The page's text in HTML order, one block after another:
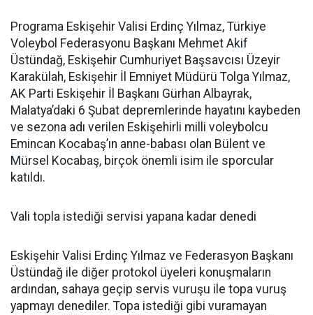
Programa Eskişehir Valisi Erdinç Yılmaz, Türkiye
Voleybol Federasyonu Başkanı Mehmet Akif
Üstündağ, Eskişehir Cumhuriyet Başsavcısı Üzeyir
Karakülah, Eskişehir İl Emniyet Müdürü Tolga Yılmaz,
AK Parti Eskişehir İl Başkanı Gürhan Albayrak,
Malatya’daki 6 Şubat depremlerinde hayatını kaybeden
ve sezona adı verilen Eskişehirli milli voleybolcu
Emincan Kocabaş’ın anne-babası olan Bülent ve
Mürsel Kocabaş, birçok önemli isim ile sporcular
katıldı.
Vali topla istediği servisi yapana kadar denedi
Eskişehir Valisi Erdinç Yılmaz ve Federasyon Başkanı
Üstündağ ile diğer protokol üyeleri konuşmaların
ardından, sahaya geçip servis vuruşu ile topa vuruş
yapmayı denediler. Topa istediği gibi vuramayan